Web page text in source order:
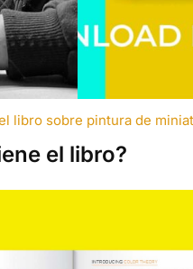
libro sobre pintura de
el libro?